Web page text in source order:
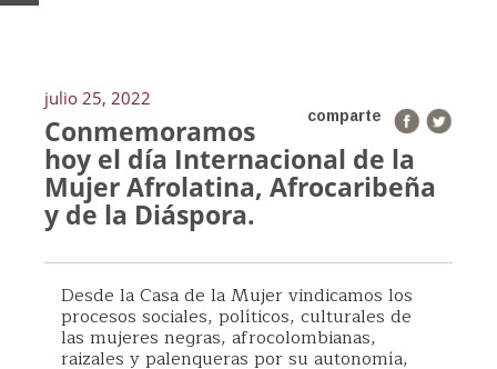
julio 25, 2022
comparte
Conmemoramos
hoy el día Internacional de la
Mujer Afrolatina, Afrocaribeña
y de la Diáspora.
Desde la Casa de la Mujer vindicamos los
procesos sociales, políticos, culturales de
las mujeres negras, afrocolombianas,
raizales y palenqueras por su autonomía,